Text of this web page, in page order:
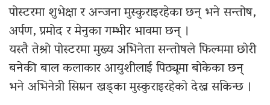
पोस्टरमा शुभेक्षा र अन्जना मुस्कुराइरहेका छन् भने सन्तोष,
अर्पण, प्रमोद र मेनुका गम्भीर भावमा छन् ।
यस्तै तेश्रो पोस्टरमा मुख्य अभिनेता सन्तोषले फिल्ममा छोरी
बनेकी बाल कलाकार आयुशीलाई पिठ्यूमा बोकेका छन्
भने अभिनेत्री सिम्रन खड्का मुस्कुराइरहेको देख्न सकिन्छ ।